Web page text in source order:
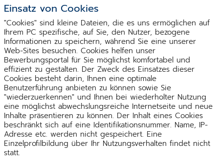
Einsatz von Cookies
"Cookies" sind kleine Dateien, die es uns ermöglichen auf
Ihrem PC spezifische, auf Sie, den Nutzer, bezogene
Informationen zu speichern, während Sie eine unserer
Web-Sites besuchen. Cookies helfen unser
Bewerbungsportal für Sie möglichst komfortabel und
effizient zu gestalten. Der Zweck des Einsatzes dieser
Cookies besteht darin, Ihnen eine optimale
Benutzerführung anbieten zu können sowie Sie
"wiederzuerkennen" und Ihnen bei wiederholter Nutzung
eine möglichst abwechslungsreiche Internetseite und neue
Inhalte präsentieren zu können. Der Inhalt eines Cookies
beschränkt sich auf eine Identifikationsnummer. Name, IP-
Adresse etc. werden nicht gespeichert. Eine
Einzelprofilbildung über Ihr Nutzungsverhalten findet nicht
statt.